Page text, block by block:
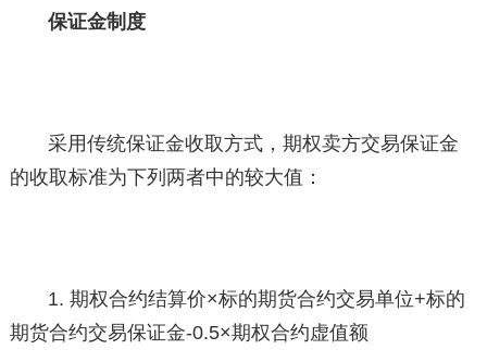
保证金制度
采用传统保证金收取方式，期权卖方交易保证金
的收取标准为下列两者中的较大值：
1. 期权合约结算价×标的期货合约交易单位+标的
期货合约交易保证金-0.5×期权合约虚值额